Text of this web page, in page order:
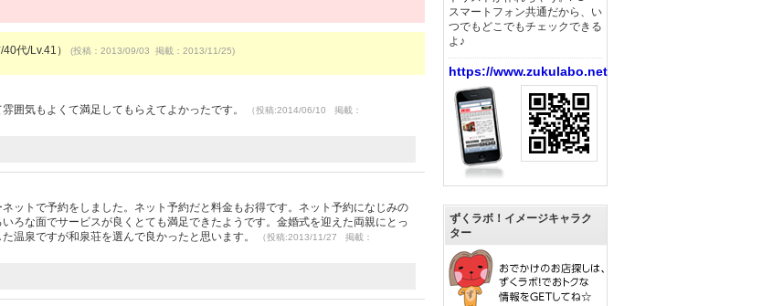
代/Lv.41） (投稿：2013/09/03 掲載：2013/11/25)
囲気もよくて満足してもらえてよかったです。
（投稿:2014/06/10 掲載：
ットで予約をしました。ネット予約だと料金もお得です。ネット予約になじみの
ろな面でサービスが良くとても満足できたようです。金婚式を迎えた両親にとっ
温泉ですが和泉荘を選んで良かったと思います。
（投稿:2013/11/27 掲載：
スマートフォン共通だから、い
つでもどこでもチェックできる
よ♪
https://www.zukulabo.net/
ずくラボ！イメージキャラク
ター